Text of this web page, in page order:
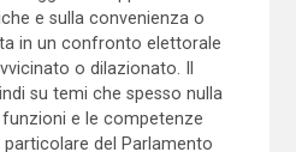
e sulla convenienza o
in un confronto elettorale
o dilazionato. Il
su temi che spesso nulla
e le competenze
del Parlamento